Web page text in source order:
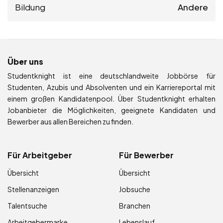
Bildung Andere
Über uns
Studentknight ist eine deutschlandweite Jobbörse für
Studenten, Azubis und Absolventen und ein Karriereportal mit
einem großen Kandidatenpool. Über Studentknight erhalten
Jobanbieter die Möglichkeiten, geeignete Kandidaten und
Bewerber aus allen Bereichen zu finden.
Für Arbeitgeber
Übersicht
Stellenanzeigen
Talentsuche
Für Bewerber
Übersicht
Jobsuche
Branchen